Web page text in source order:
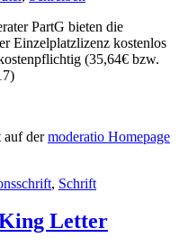
PartG bieten die
Einzelplatzlizenz kostenlos
(35,64€ bzw.
auf dermoderatio Homepage
, Schrift
Letter